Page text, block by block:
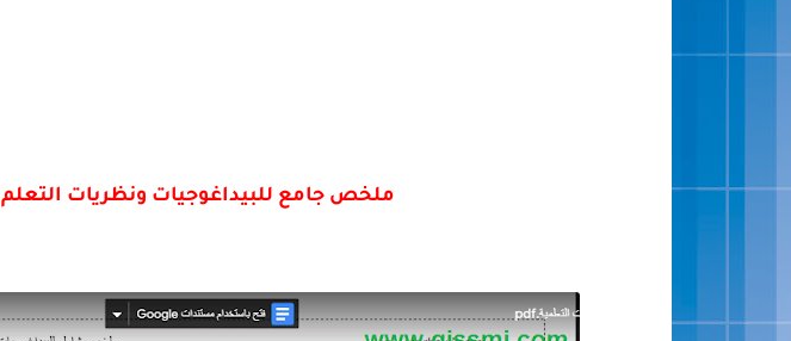
ملخص جامع للبيداغوجيات ونظريات التعلم